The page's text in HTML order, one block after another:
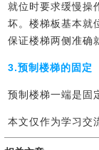
就位时要求缓慢操
坏。楼梯板基本就
保证楼梯两侧准确
3.预制楼梯的固定
预制楼梯一端是固
本文仅作为学习交